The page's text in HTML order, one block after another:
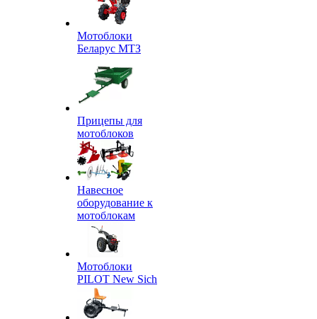
Мотоблоки
Беларус МТЗ
Прицепы для
мотоблоков
Навесное
оборудование к
мотоблокам
Мотоблоки
PILOT New Sich